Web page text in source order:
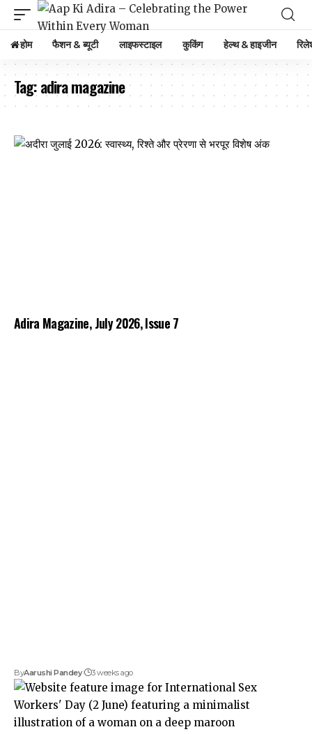
होम फैशन & ब्यूटी लाइफस्टाइल कुकिंग हेल्थ & हाइजीन
Tag:adira magazine
Adira Magazine, July 2026, Issue 7
ByAarushi Pandey 3 weeks ago